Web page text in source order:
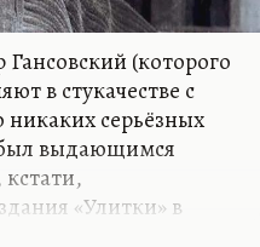
(которого
в стукачестве с
серьёзных
был выдающимся
«Улитки» в